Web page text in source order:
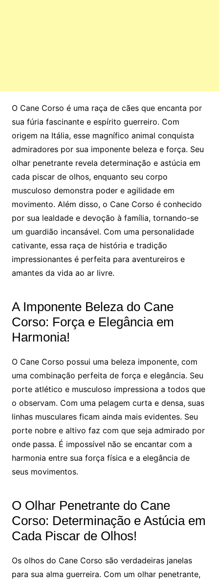
O Cane Corso é uma raça de cães que encanta por
sua fúria fascinante e espírito guerreiro. Com
origem na Itália, esse magnífico animal conquista
admiradores por sua imponente beleza e força. Seu
olhar penetrante revela determinação e astúcia em
cada piscar de olhos, enquanto seu corpo
musculoso demonstra poder e agilidade em
movimento. Além disso, o Cane Corso é conhecido
por sua lealdade e devoção à família, tornando-se
um guardião incansável. Com uma personalidade
cativante, essa raça de história e tradição
impressionantes é perfeita para aventureiros e
amantes da vida ao ar livre.
A Imponente Beleza do Cane
Corso: Força e Elegância em
Harmonia!
O Cane Corso possui uma beleza imponente, com
uma combinação perfeita de força e elegância. Seu
porte atlético e musculoso impressiona a todos que
o observam. Com uma pelagem curta e densa, suas
linhas musculares ficam ainda mais evidentes. Seu
porte nobre e altivo faz com que seja admirado por
onde passa. É impossível não se encantar com a
harmonia entre sua força física e a elegância de
seus movimentos.
O Olhar Penetrante do Cane
Corso: Determinação e Astúcia em
Cada Piscar de Olhos!
Os olhos do Cane Corso são verdadeiras janelas
para sua alma guerreira. Com um olhar penetrante,